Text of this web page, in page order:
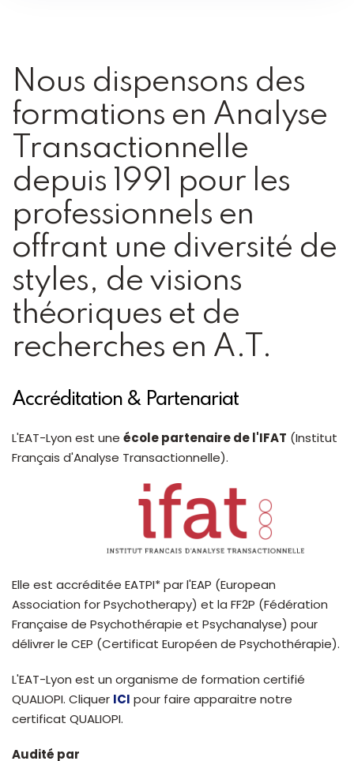
Nous dispensons des
formations en Analyse
Transactionnelle
depuis 1991 pour les
professionnels en
offrant une diversité de
styles, de visions
théoriques et de
recherches en A.T.
Accréditation & Partenariat
L'EAT-Lyon est une école partenaire de l'IFAT (Institut
Français d'Analyse Transactionnelle).
Elle est accréditée EATPI* par l'EAP (European
Association for Psychotherapy) et la FF2P (Fédération
Française de Psychothérapie et Psychanalyse) pour
délivrer le CEP (Certificat Européen de Psychothérapie).
L'EAT-Lyon est un organisme de formation certifié
QUALIOPI. Cliquer ICI pour faire apparaitre notre
certificat QUALIOPI.
Audité par